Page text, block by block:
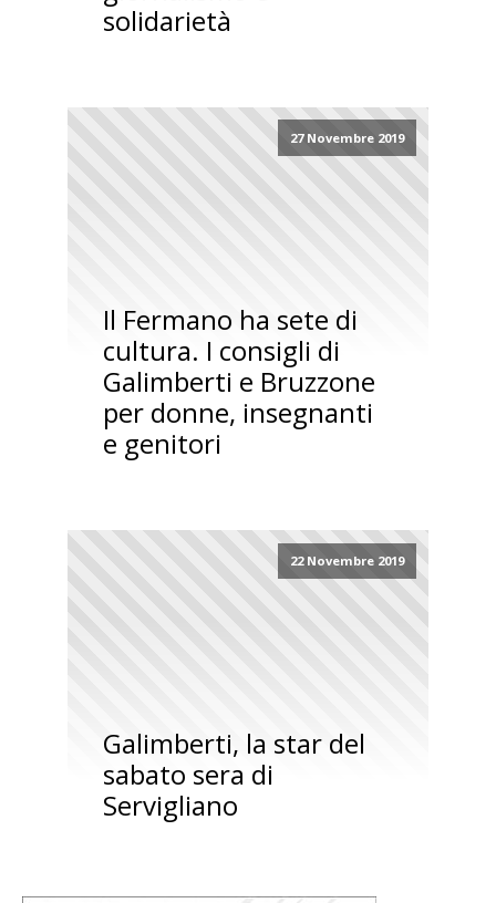
solidarietà
27 Novembre 2019
Il Fermano ha sete di
cultura. I consigli di
Galimberti e Bruzzone
per donne, insegnanti
e genitori
22 Novembre 2019
Galimberti, la star del
sabato sera di
Servigliano